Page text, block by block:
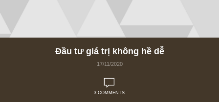
Đầu tư giá trị không hề dễ